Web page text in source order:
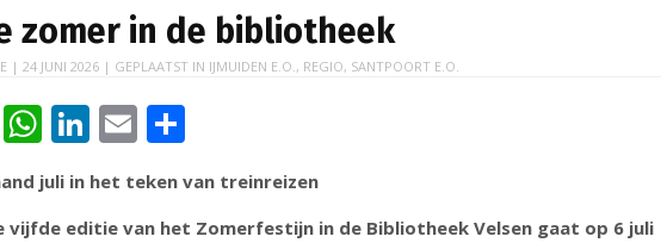
zomer in de bibliotheek
|24 JUNI 2026 | GEPLAATST IN IJMUIDEN E.O., REGIO, SANTPOORT E.O.
X W
h
at
s
Li
n
k
e
E
m
ai
l
e
n
juli in het teken van treinreizen
vijfde editie van het Zomerfestijn in de Bibliotheek Velsen gaat op 6 juli